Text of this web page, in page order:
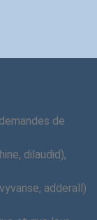
de
dilaudid),
adderall)